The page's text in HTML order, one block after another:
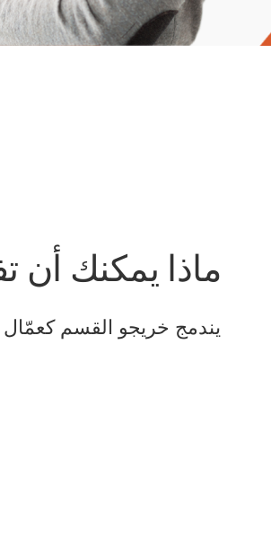
ماذا يمكنك أن
يندمج خريجو القسم